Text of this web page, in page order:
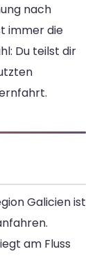
nach
immer die
Du teilst dir
Galicien ist
am Fluss